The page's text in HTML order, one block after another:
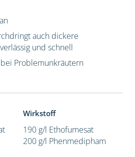
auch dickere
und schnell
Problemunkräutern
Wirkstoff
190 g/l Ethofumesat
200 g/l Phenmedipham